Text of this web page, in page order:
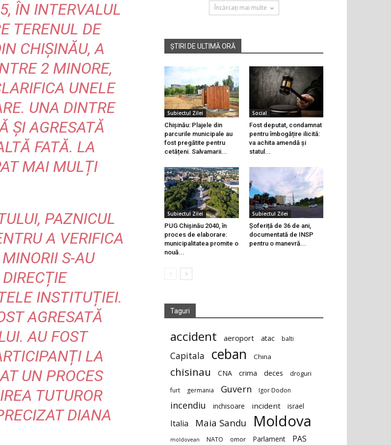
ÎN INTERVALUL
TERENUL DE
CHIȘINĂU, A
2 MINORE,
UNELE
UNA DINTRE
ȘI AGRESATĂ
FATĂ. LA
MAI MULȚI
PAZNICUL
A VERIFICA
S-AU
INSTITUȚIEI.
AGRESATĂ
AU FOST
LA
UN PROCES
TUTUROR
DIANA
Încărcați mai multe
ȘTIRI DE ULTIMĂ ORĂ
Subiectul Zilei
Chișinău: Plajele din
parcurile municipale au
fost pregătite pentru
cetățeni. Salvamarii...
Social
Fost deputat, condamnat
pentru îmbogățire ilicită:
va achita amendă și
statul...
Subiectul Zilei
PUG Chișinău 2040, în
proces de elaborare:
municipalitatea promite o
nouă...
Subiectul Zilei
Șoferiță de 36 de ani,
documentată de INSP
pentru o manevră...
Taguri
accident aeroport atac balti
Capitala ceban China
chisinau CNA crima deces droguri
furt germania Guvern Igor Dodon
incendiu inchisoare incident israel
Italia Maia Sandu Moldova
moldovean NATO omor Parlament PAS